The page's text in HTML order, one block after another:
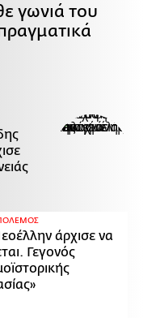
γωνιά του
άρχισε να
Γεγονός